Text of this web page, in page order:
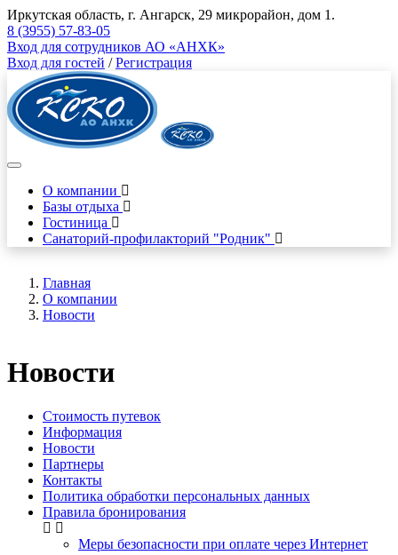
Иркутская область, г. Ангарск, 29 микрорайон, дом 1.
8 (3955) 57-83-05
Вход для сотрудников АО «АНХК»
Вход для гостей /Регистрация
О компании
Базы отдыха
Гостиница
Санаторий-профилакторий "Родник"
Главная
О компании
Новости
Новости
Стоимость путевок
Информация
Новости
Партнеры
Контакты
Политика обработки персональных данных
Правила бронирования
Меры безопасности при оплате через Интернет